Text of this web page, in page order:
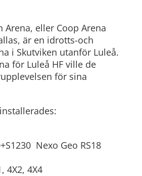
Arena, eller Coop Arena
är en idrotts-och
i Skutviken utanför Luleå.
för Luleå HF ville de
för sina
Nexo Geo RS18
4X2, 4X4